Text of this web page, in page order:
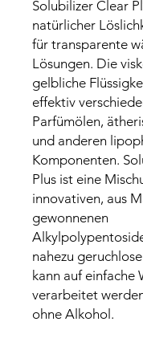
Solubilizer Clear
natürlicher
für transparente
Lösungen. Die
gelbliche
effektiv
Parfümölen,
und anderen
Komponenten.
Plus ist eine
innovativen, aus
gewonnenen
nahezu
kann auf einfache
verarbeitet
ohne Alkohol.